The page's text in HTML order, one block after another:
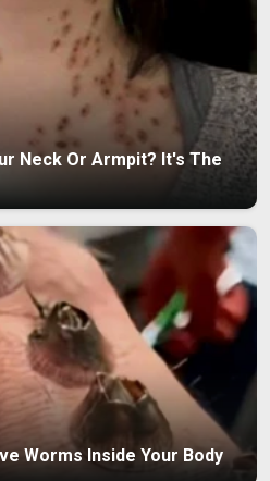
Neck Or Armpit? It's The
Worms Inside Your Body